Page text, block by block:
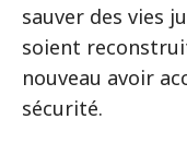
sauver des vies
soient
nouveau avoir
sécurité.